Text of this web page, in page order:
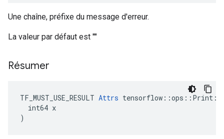
Une chaîne, préfixe du message d'erreur.
La valeur par défaut est ""
Résumer
TF_MUST_USE_RESULT Attrs
  int64 x
)